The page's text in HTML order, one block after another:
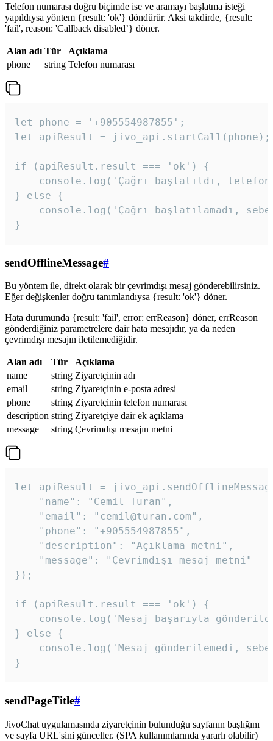
Telefon numarası doğru biçimde ise ve aramayı başlatma isteği
yapıldıysa yöntem {result: 'ok'} döndürür. Aksi takdirde, {result:
'fail', reason: 'Callback disabled’} döner.
Alan adı Tür
Açıklama
phone
string Telefon numarası
let phone = '+905554987855';
let apiResult = jivo_api.startCall(phone);
if (apiResult.result === 'ok') {
console.log('Çağrı başlatıldı,
} else {
console.log('Çağrı başlatılamadı,
}
sendOfflineMessage#
Bu yöntem ile, direkt olarak bir çevrimdışı mesaj gönderebilirsiniz.
Eğer değişkenler doğru tanımlandıysa {result: 'ok'} döner.
Hata durumunda {result: 'fail', error: errReason} döner, errReason
gönderdiğiniz parametrelere dair hata mesajıdır, ya da neden
çevrimdışı mesajın iletilemediğidir.
Alan adı Tür
Açıklama
name
string Ziyaretçinin adı
email
string Ziyaretçinin e-posta adresi
phone
string Ziyaretçinin telefon numarası
description string Ziyaretçiye dair ek açıklama
message
string Çevrimdışı mesajın metni
let apiResult =
    "name": "Cemil Turan",
    "email": "cemil@turan.com",
    "phone": "+905554987855",
    "description": "Açıklama metni",
    "message": "Çevrimdışı mesaj metni"
});
if (apiResult.result === 'ok') {
console.log('Mesaj başarıyla
} else {
console.log('Mesaj gönderilemedi,
}
sendPageTitle#
JivoChat uygulamasında ziyaretçinin bulunduğu sayfanın başlığını
ve sayfa URL'sini günceller. (SPA kullanımlarında yararlı olabilir)